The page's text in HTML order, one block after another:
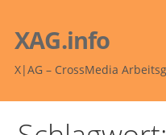
Inhalt
springen
XAG.info
X|AG – CrossMedia